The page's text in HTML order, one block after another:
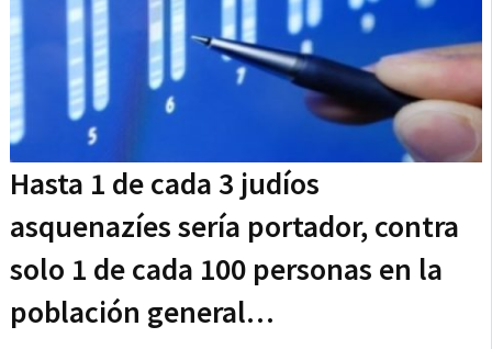
Hasta 1 de cada 3 judíos
asquenazíes sería portador, contra
solo 1 de cada 100 personas en la
población general…